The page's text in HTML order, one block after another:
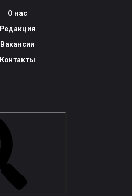
О нас
Редакция
Вакансии
Контакты